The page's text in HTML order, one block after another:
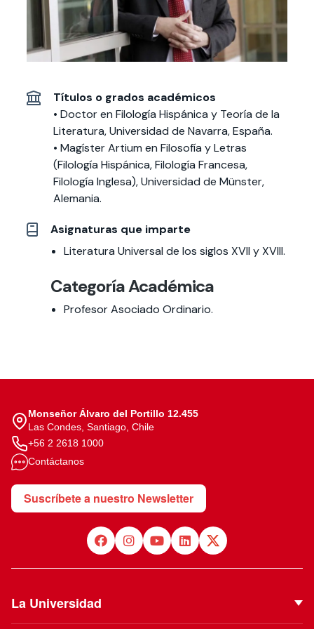
cursos
Especialidades y
estadías
Te puede
interesar:
International
students
interesar:
2025
vinculación con la
sociedad
Extensión Cultural
Te puede interesar:
intercambio
Servicios y apoyos
interesar:
Uandes
estudiantiles
Títulos o grados académicos
• Doctor en Filología Hispánica y Teoría de la
Literatura, Universidad de Navarra, España.
• Magíster Artium en Filosofía y Letras
(Filología Hispánica, Filología Francesa,
Filología Inglesa), Universidad de Münster,
Alemania.
Asignaturas que imparte
Literatura Universal de los siglos XVII y XVIII.
Categoría Académica
Profesor Asociado Ordinario.
Monseñor Álvaro del Portillo 12.455
Las Condes, Santiago, Chile
+56 2 2618 1000
Contáctanos
Suscríbete a nuestro Newsletter
La Universidad